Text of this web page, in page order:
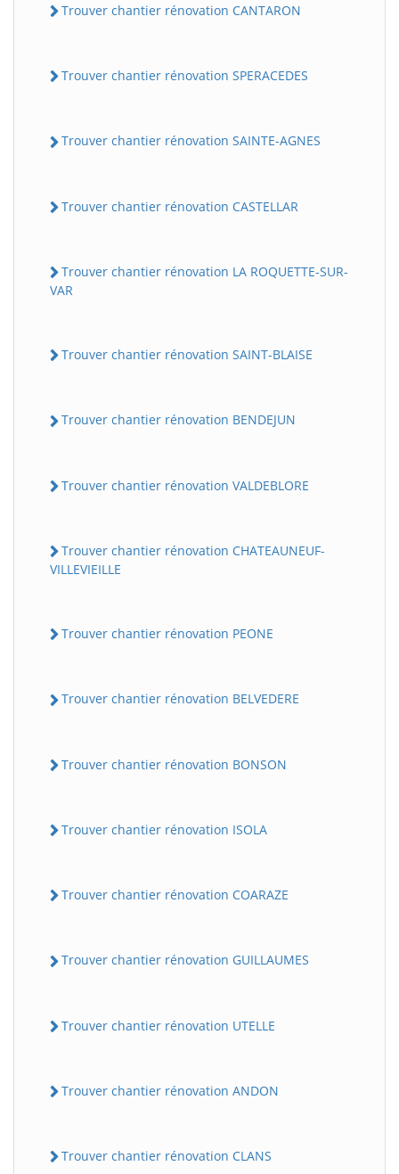
Trouver chantier rénovation CANTARON
Trouver chantier rénovation SPERACEDES
Trouver chantier rénovation SAINTE-AGNES
Trouver chantier rénovation CASTELLAR
Trouver chantier rénovation LA ROQUETTE-SUR-
VAR
Trouver chantier rénovation SAINT-BLAISE
Trouver chantier rénovation BENDEJUN
Trouver chantier rénovation VALDEBLORE
Trouver chantier rénovation CHATEAUNEUF-
VILLEVIEILLE
Trouver chantier rénovation PEONE
Trouver chantier rénovation BELVEDERE
Trouver chantier rénovation BONSON
Trouver chantier rénovation ISOLA
Trouver chantier rénovation COARAZE
Trouver chantier rénovation GUILLAUMES
Trouver chantier rénovation UTELLE
Trouver chantier rénovation ANDON
Trouver chantier rénovation CLANS